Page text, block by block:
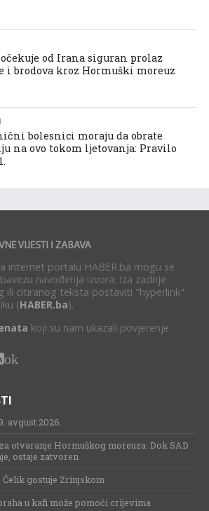
očekuje od Irana siguran prolaz
i brodova kroz Hormuški moreuz
bolesnici moraju da obrate
na ovo tokom ljetovanja: Pravilo
internet portalu HABER.ba mogu se
navođenja izvora. Iza zadnje
ili citiranog teksta postaviti "hyperlink"
(HABER.ba).
koji su nam ukazali povjerenje.
ok
avgust.2026.
otvaranje Hormuškog moreuza: Dok SAD
ostaje zatvoren
Čelik gostuje Zrinjskom
u kafi može pomoći crijevima